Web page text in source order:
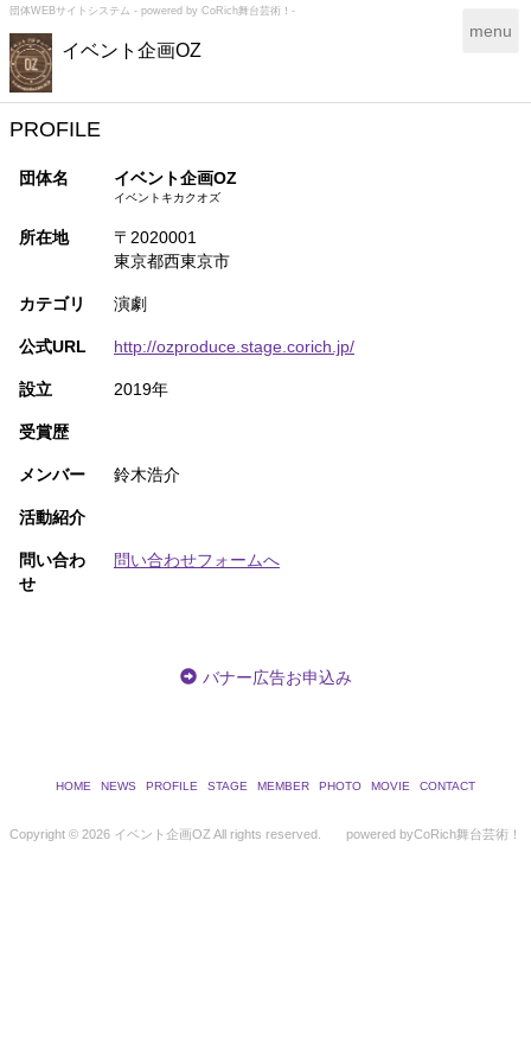
団体WEBサイトシステム - powered by CoRich舞台芸術！-
イベント企画OZ
T
g
menu
PROFILE
団体名 イベント企画OZ
イベントキカクオズ
所在地
〒2020001
東京都西東京市
カテゴリ 演劇
公式URL http://ozproduce.stage.corich.jp/
設立 2019年
受賞歴
メンバー 鈴木浩介
活動紹介
問い合わ
せ
問い合わせフォームへ
バナー広告お申込み
HOME NEWS PROFILE STAGE MEMBER PHOTO MOVIE CONTACT
Copyright © 2026 イベント企画OZ All rights reserved. powered byCoRich舞台芸術！